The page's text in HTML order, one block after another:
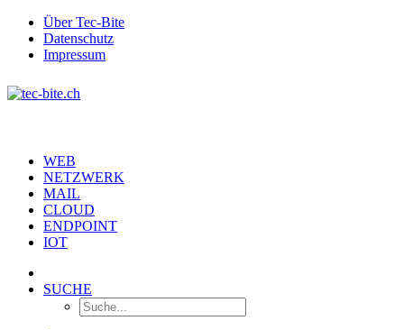
Über Tec-Bite
Datenschutz
Impressum
WEB
NETZWERK
MAIL
CLOUD
ENDPOINT
IOT
SUCHE